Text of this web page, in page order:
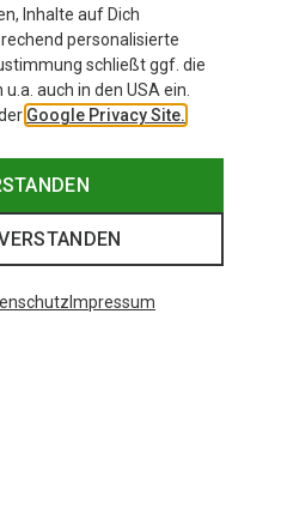
Inhalte auf Dich
personalisierte
schließt ggf. die
auch in den USA ein.
Google Privacy Site.
Impressum